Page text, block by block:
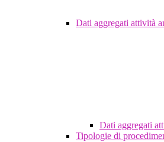
Dati aggregati attività
Dati aggregati
Tipologie di